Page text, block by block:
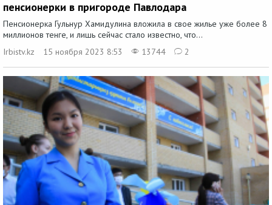
пенсионерки в пригороде Павлодара
Пенсионерка Гульнур Хамидулина вложила в свое жилье уже более 8
миллионов тенге, и лишь сейчас стало известно, что...
Irbistv.kz
15 ноября 2023 8:53 13744 2